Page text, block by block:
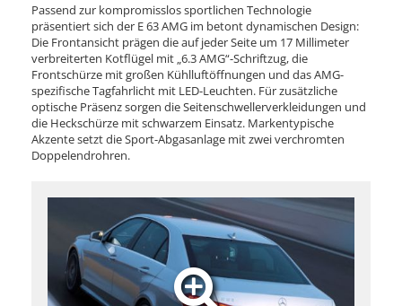
Passend zur kompromisslos sportlichen Technologie
präsentiert sich der E 63 AMG im betont dynamischen Design:
Die Frontansicht prägen die auf jeder Seite um 17 Millimeter
verbreiterten Kotflügel mit „6.3 AMG“-Schriftzug, die
Frontschürze mit großen Kühlluftöffnungen und das AMG-
spezifische Tagfahrlicht mit LED-Leuchten. Für zusätzliche
optische Präsenz sorgen die Seitenschwellerverkleidungen und
die Heckschürze mit schwarzem Einsatz. Markentypische
Akzente setzt die Sport-Abgasanlage mit zwei verchromten
Doppelendrohren.